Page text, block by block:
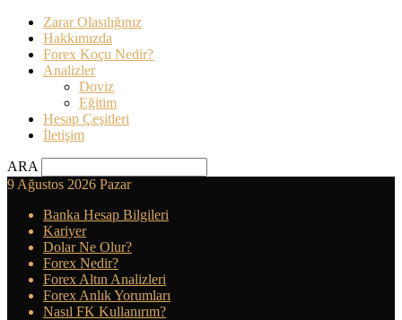
Zarar Olasılığınız
Hakkımızda
Forex Koçu Nedir?
Analizler
Doviz
Eğitim
Hesap Çeşitleri
İletişim
ARA
9 Ağustos 2026 Pazar
Banka Hesap Bilgileri
Kariyer
Dolar Ne Olur?
Forex Nedir?
Forex Altın Analizleri
Forex Anlık Yorumları
Nasıl FK Kullanırım?